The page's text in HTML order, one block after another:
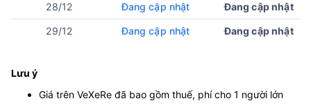
28/12 Đang cập nhật Đang cập nhật
29/12 Đang cập nhật Đang cập nhật
Lưu ý
Giá trên VeXeRe đã bao gồm thuế, phí cho 1 người lớn